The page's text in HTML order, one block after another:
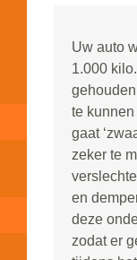
Uw auto
1.000
te
gaat ‘
zeker te
en
deze
zodat er